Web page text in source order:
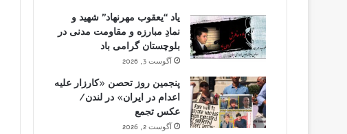
یاد “یعقوب مهرنهاد” شهید و
نمادِ مبارزه و مقاومت مدنی در
بلوچستان گرامی باد
آگوست 3, 2026
پنجمین روز تحصن «کارزار علیه
اعدام در ایران» در لندن/
عکس تجمع
آگوست 2, 2026